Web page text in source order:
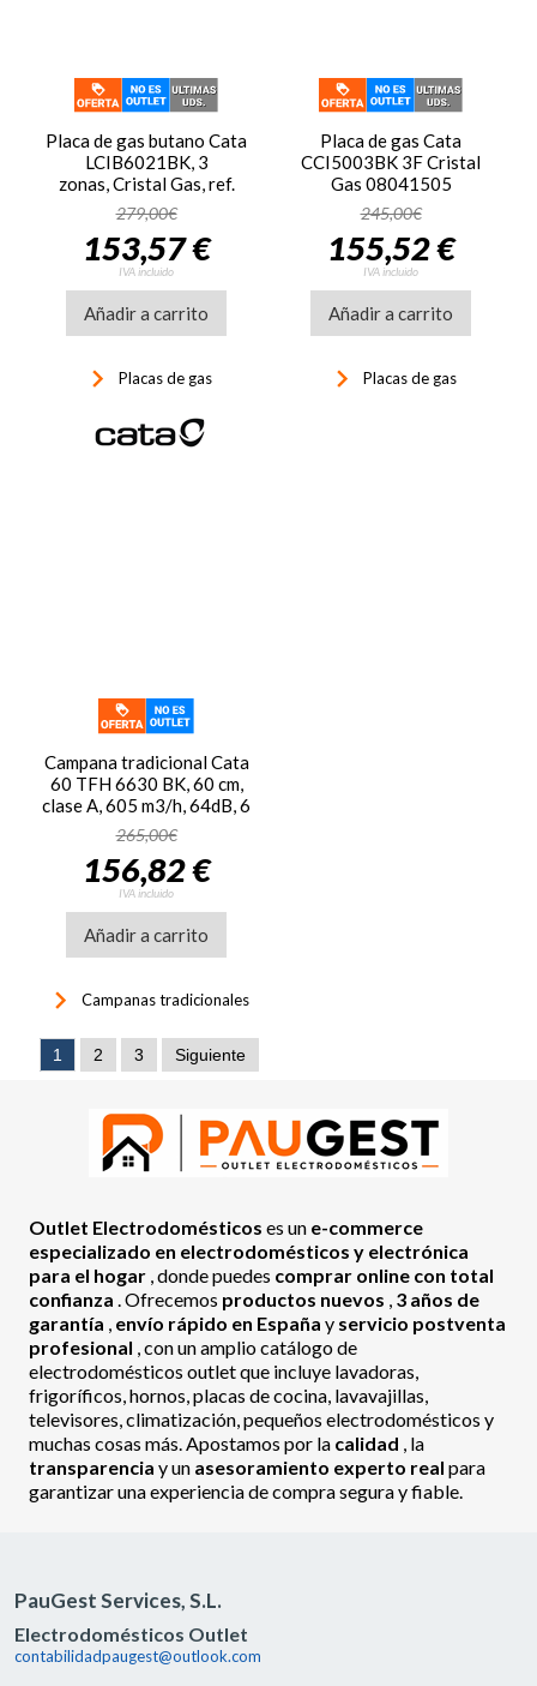
Placa de gas butano Cata
LCIB6021BK, 3
zonas, Cristal Gas, ref.
08068403
279,00€
153,57 €
IVA incluido
Añadir a carrito
keyboard_arrow_right Placas de gas
Placa de gas Cata
CCI5003BK 3F Cristal
Gas 08041505
245,00€
155,52 €
IVA incluido
Añadir a carrito
keyboard_arrow_right Placas de gas
Campana tradicional Cata
60 TFH 6630 BK, 60 cm,
clase A, 605 m3/h, 64dB, 6
niveles, luz LED,
ref. 02010302, negro
265,00€
156,82 €
IVA incluido
Añadir a carrito
keyboard_arrow_right Campanas tradicionales
1 2 3 Siguiente
Outlet Electrodomésticos es un e-commerce
especializado en electrodomésticos y electrónica
para el hogar , donde puedes comprar online con total
confianza . Ofrecemos productos nuevos 3 años de
garantía envío rápido en España y servicio postventa
profesional , con un amplio catálogo de
electrodomésticos outlet que incluye lavadoras,
frigoríficos, hornos, placas de cocina, lavavajillas,
televisores, climatización, pequeños electrodomésticos y
muchas cosas más. Apostamos por la calidad , la
transparencia y un asesoramiento experto real para
garantizar una experiencia de compra segura y fiable.
PauGest Services, S.L.
Electrodomésticos Outlet
contabilidadpaugest@outlook.com